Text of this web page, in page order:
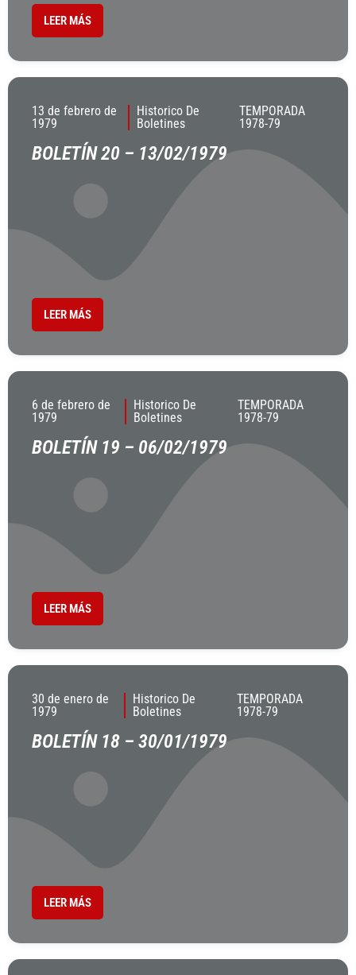
LEER MÁS
13 de febrero de
1979
Historico De
Boletines
TEMPORADA
1978-79
BOLETÍN 20 – 13/02/1979
LEER MÁS
6 de febrero de
1979
Historico De
Boletines
TEMPORADA
1978-79
BOLETÍN 19 – 06/02/1979
LEER MÁS
30 de enero de
1979
Historico De
Boletines
TEMPORADA
1978-79
BOLETÍN 18 – 30/01/1979
LEER MÁS